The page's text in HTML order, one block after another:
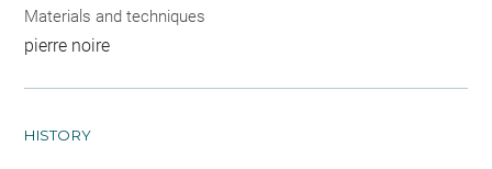
Materials and techniques
pierre noire
HISTORY